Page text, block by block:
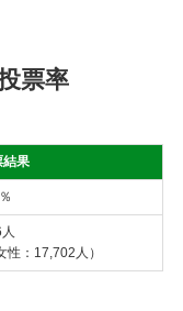
票率
結果
性：17,702人）